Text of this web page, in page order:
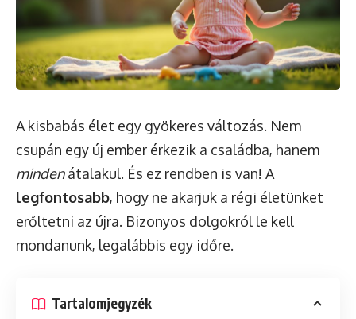
A kisbabás élet egy gyökeres változás. Nem
csupán egy új ember érkezik a családba, hanem
mindenátalakul. És ez rendben is van! A
legfontosabb, hogy ne akarjuk a régi életünket
erőltetni az újra. Bizonyos dolgokról le kell
mondanunk, legalábbis egy időre.
Tartalomjegyzék